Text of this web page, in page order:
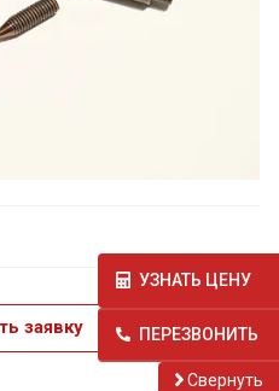
заявку
УЗНАТЬ ЦЕНУ
ПЕРЕЗВОНИТЬ
Cвернуть